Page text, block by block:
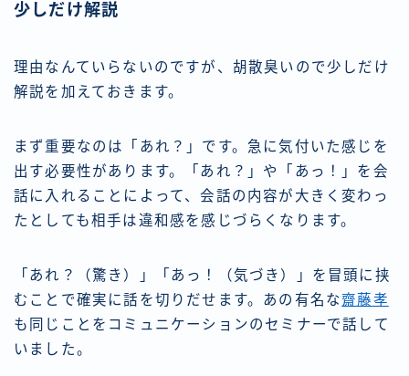
少しだけ解説
理由なんていらないのですが、胡散臭いので少しだけ
解説を加えておきます。
まず重要なのは「あれ？」です。急に気付いた感じを
出す必要性があります。「あれ？」や「あっ！」を会
話に入れることによって、会話の内容が大きく変わっ
たとしても相手は違和感を感じづらくなります。
「あれ？（驚き）」「あっ！（気づき）」を冒頭に挟
むことで確実に話を切りだせます。あの有名な齋藤孝
も同じことをコミュニケーションのセミナーで話して
いました。